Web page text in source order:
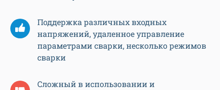
Поддержка различных входных
напряжений, удаленное управление
параметрами сварки, несколько режимов
сварки
Сложный в использовании и